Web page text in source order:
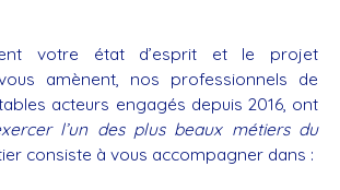
votre état d’esprit et le projet
amènent, nos professionnels de
acteurs engagés depuis 2016, ont
l’un des plus beaux métiersdu
consiste à vous accompagner dans :